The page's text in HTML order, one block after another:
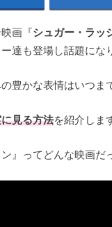
画『シュガー・ラ
達も登場し話題にな
豊かな表情はいつま
見る方法を紹介しま
』ってどんな映画だ